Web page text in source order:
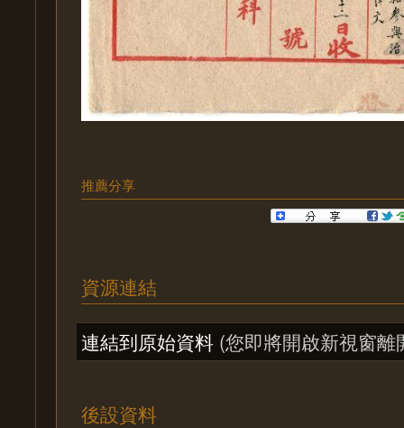
推薦分享
資源連結
連結到原始資料 (您即將開啟新視窗離
後設資料